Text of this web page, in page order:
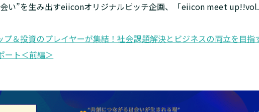
い”を生み出すeiiconオリジナルピッチ企画、「eiicon meet
＆投資のプレイヤーが集結！社会課題解決とビジネスの両立を目指
ト＜前編＞